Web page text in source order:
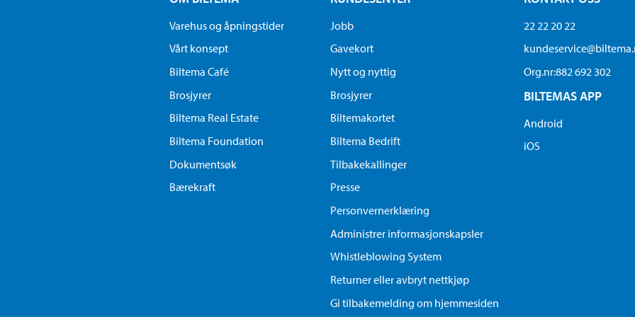
Varehus og åpningstider
Vårt konsept
Biltema Café
Brosjyrer
Biltema Real Estate
Biltema Foundation
Dokumentsøk
Bærekraft
Jobb
Gavekort
Nytt og nyttig
Brosjyrer
Biltemakortet
Biltema Bedrift
Tilbakekallinger
Presse
Personvernerklæring
Administrer informasjonskapsler
Whistleblowing System
Returner eller avbryt nettkjøp
Gi tilbakemelding om hjemmesiden
22 22 20 22
Org.nr:882 692 302
BILTEMAS APP
Android
iOS